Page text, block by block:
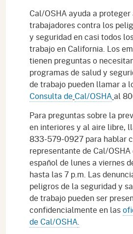
Cal/OSHA ayuda a proteger
trabajadores contra los
y seguridad en casi todos
trabajo en California. Los
tienen preguntas o
programas de salud y
de trabajo pueden llamar a
Consulta de Cal/OSHAal
Para preguntas sobre la
en interiores y al aire libre,
833-579-0927 para hablar
representante de Cal/
español de lunes a viernes
hasta las 7 p.m. Las
peligros de la seguridad y
de trabajo pueden ser
confidencialmente en las
de Cal/OSHA.